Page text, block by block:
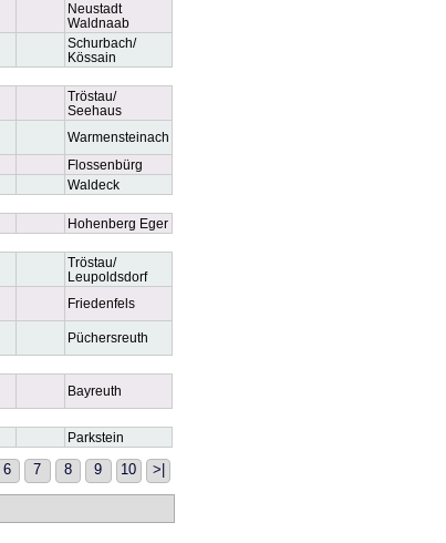
Neustadt
Waldnaab
Schurbach/
Kössain
Tröstau/
Seehaus
Warmensteinach
Flossenbürg
Waldeck
Hohenberg Eger
Tröstau/
Leupoldsdorf
Friedenfels
Püchersreuth
Bayreuth
Parkstein
6 7 8 9 10 >|